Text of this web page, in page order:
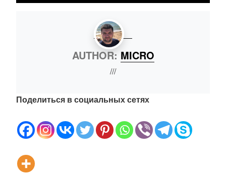
AUTHOR: MICRO
///
Поделиться в социальных сетях